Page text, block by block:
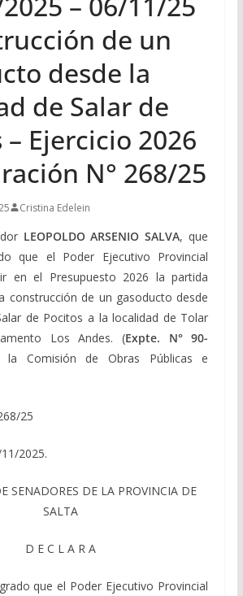
de un
desde la
de Salar de
– Ejercicio 2026
N° 268/25
Cristina Edelein
LEOPOLDO ARSENIO SALVA, que
que el Poder Ejecutivo Provincial
en el Presupuesto 2026 la partida
construcción de un gasoducto desde
de Pocitos a la localidad de Tolar
Los Andes. (Expte. N° 90-
Comisión de Obras Públicas e
25
2025.
SENADORES DE LA PROVINCIA DE
SALTA
D E C L A R A
que el Poder Ejecutivo Provincial